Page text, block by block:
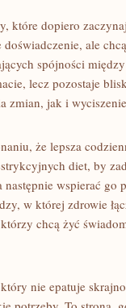
które dopiero
ale
spójności
lecz pozostaje
zmian, jak i
że lepsza
diet, by
wspierać go
w której zdrowie
chcą żyć
nie epatuje